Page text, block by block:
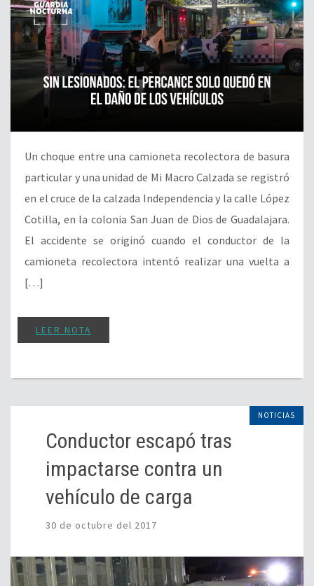
Un choque entre una camioneta recolectora de basura
particular y una unidad de Mi Macro Calzada se registró
en el cruce de la calzada Independencia y la calle López
Cotilla, en la colonia San Juan de Dios de Guadalajara.
El accidente se originó cuando el conductor de la
camioneta recolectora intentó realizar una vuelta a
[…]
LEER NOTA
NOTICIAS
Conductor escapó tras
impactarse contra un
vehículo de carga
30 de octubre del 2017